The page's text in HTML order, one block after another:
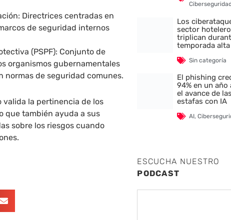
Directrices centradas en
de seguridad internos
(PSPF): Conjunto de
organismos gubernamentales
normas de seguridad comunes.
valida la pertinencia de los
que también ayuda a sus
sobre los riesgos cuando
Ciberseguridad
Los
sector
triplican
temporada alta
Sin categoría
El phishing
94% en un año
el avance de las
estafas con IA
AI,
ESCUCHA NUESTRO
PODCAST